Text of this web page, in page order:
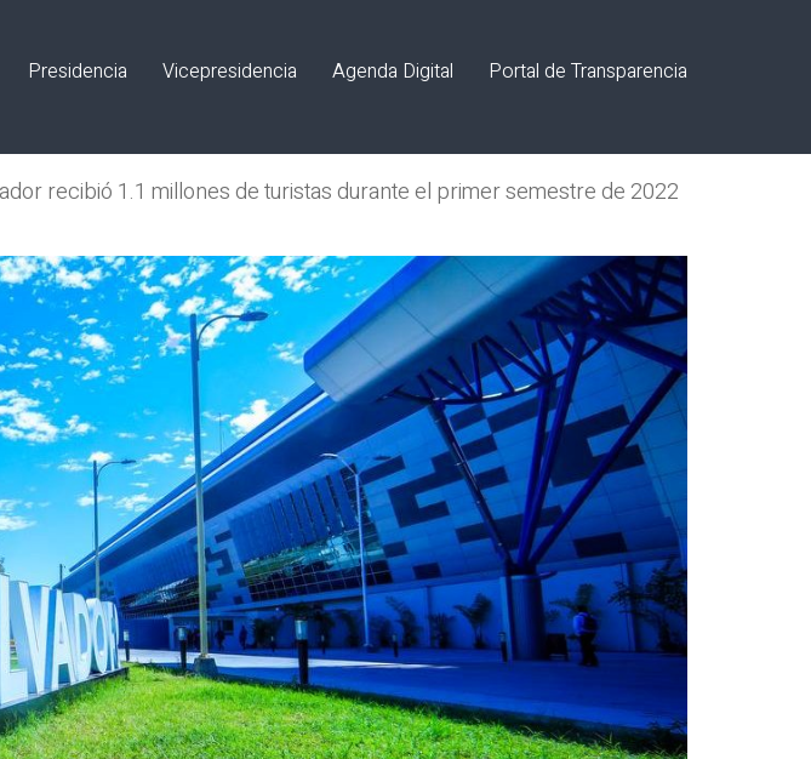
Presidencia Vicepresidencia Agenda Digital Portal de Transparencia
recibió 1.1 millones de turistas durante el primer semestre de 2022